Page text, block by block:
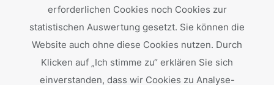
erforderlichen Cookies noch Cookies zur
statistischen Auswertung gesetzt. Sie können die
Website auch ohne diese Cookies nutzen. Durch
Klicken auf „Ich stimme zu“ erklären Sie sich
einverstanden, dass wir Cookies zu Analyse-
Gefördert von: